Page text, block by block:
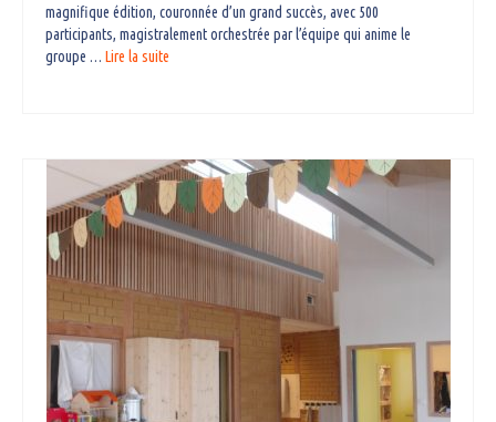
magnifique édition, couronnée d’un grand succès, avec 500
participants, magistralement orchestrée par l’équipe qui anime le
groupe … Lire la suite­­